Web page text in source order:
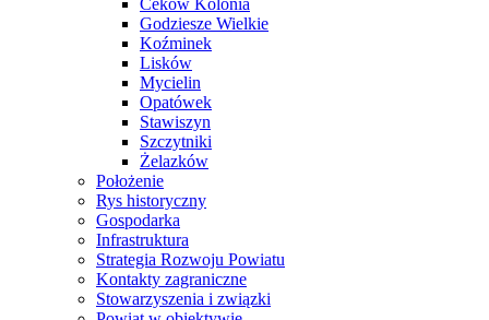
Ceków Kolonia
Godziesze Wielkie
Koźminek
Lisków
Mycielin
Opatówek
Stawiszyn
Szczytniki
Żelazków
Położenie
Rys historyczny
Gospodarka
Infrastruktura
Strategia Rozwoju Powiatu
Kontakty zagraniczne
Stowarzyszenia i związki